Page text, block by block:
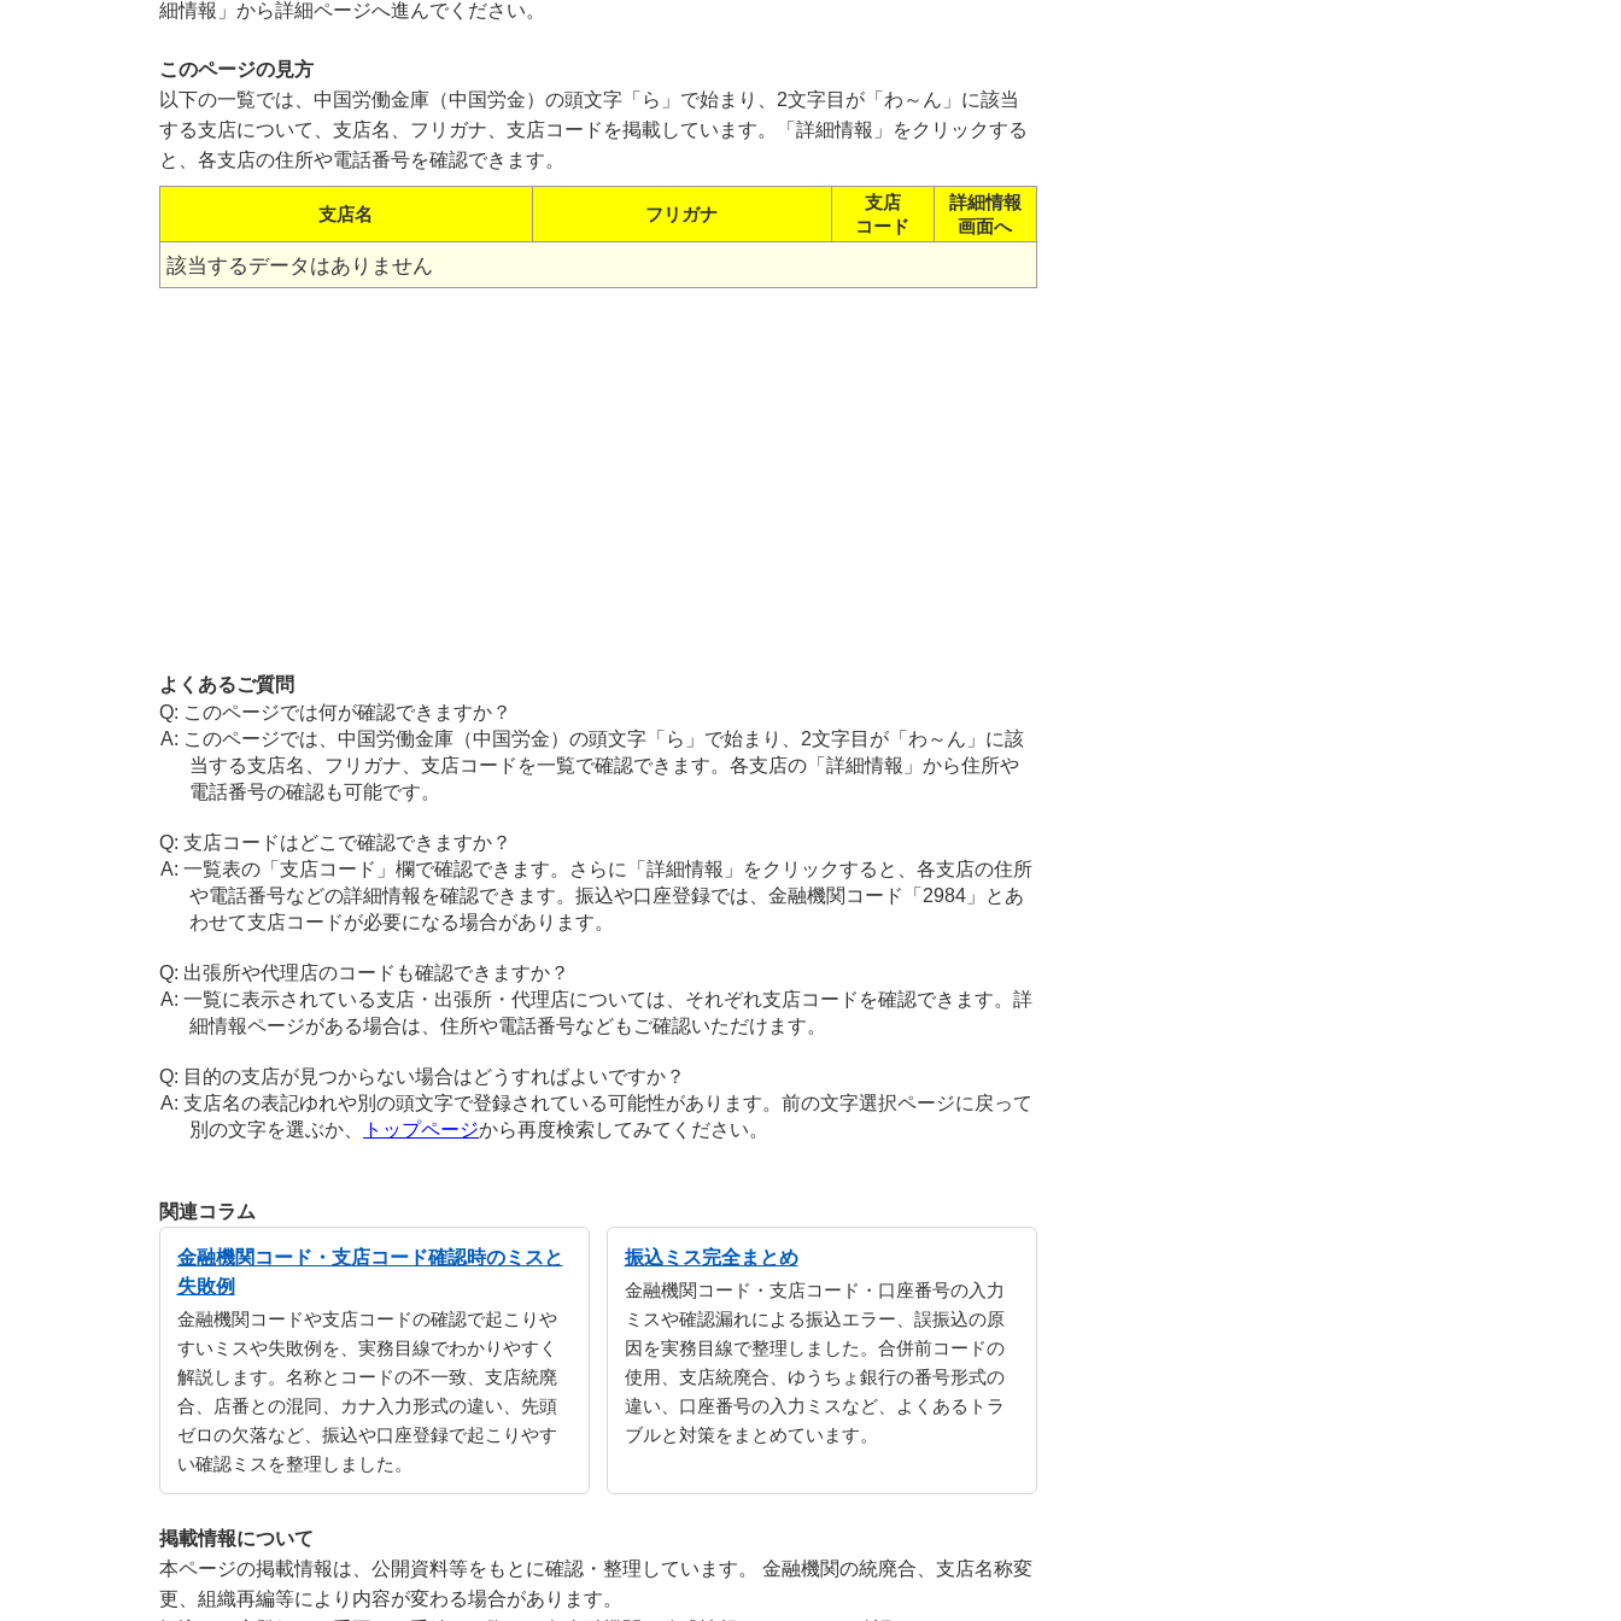
細情報」から詳細ページへ進んでください。
このページの見方
以下の一覧では、中国労働金庫（中国労金）の頭文字「ら」で始まり、2文字目が「わ～ん」に該当
する支店について、支店名、フリガナ、支店コードを掲載しています。「詳細情報」をクリックする
と、各支店の住所や電話番号を確認できます。
支店名 フリガナ
支店
コード
詳細情報
画面へ
該当するデータはありません
よくあるご質問
このページでは何が確認できますか？
このページでは、中国労働金庫（中国労金）の頭文字「ら」で始まり、2文字目が「わ～ん」に該
当する支店名、フリガナ、支店コードを一覧で確認できます。各支店の「詳細情報」から住所や
電話番号の確認も可能です。
支店コードはどこで確認できますか？
一覧表の「支店コード」欄で確認できます。さらに「詳細情報」をクリックすると、各支店の住所
や電話番号などの詳細情報を確認できます。振込や口座登録では、金融機関コード「2984」とあ
わせて支店コードが必要になる場合があります。
出張所や代理店のコードも確認できますか？
一覧に表示されている支店・出張所・代理店については、それぞれ支店コードを確認できます。詳
細情報ページがある場合は、住所や電話番号などもご確認いただけます。
目的の支店が見つからない場合はどうすればよいですか？
支店名の表記ゆれや別の頭文字で登録されている可能性があります。前の文字選択ページに戻って
別の文字を選ぶか、
トップページから再度検索してみてください。
関連コラム
金融機関コード・支店コード確認時のミスと
失敗例
金融機関コードや支店コードの確認で起こりや
すいミスや失敗例を、実務目線でわかりやすく
解説します。名称とコードの不一致、支店統廃
合、店番との混同、カナ入力形式の違い、先頭
ゼロの欠落など、振込や口座登録で起こりやす
い確認ミスを整理しました。
振込ミス完全まとめ
金融機関コード・支店コード・口座番号の入力
ミスや確認漏れによる振込エラー、誤振込の原
因を実務目線で整理しました。合併前コードの
使用、支店統廃合、ゆうちょ銀行の番号形式の
違い、口座番号の入力ミスなど、よくあるトラ
ブルと対策をまとめています。
掲載情報について
本ページの掲載情報は、公開資料等をもとに確認・整理しています。 金融機関の統廃合、支店名称変
更、組織再編等により内容が変わる場合があります。